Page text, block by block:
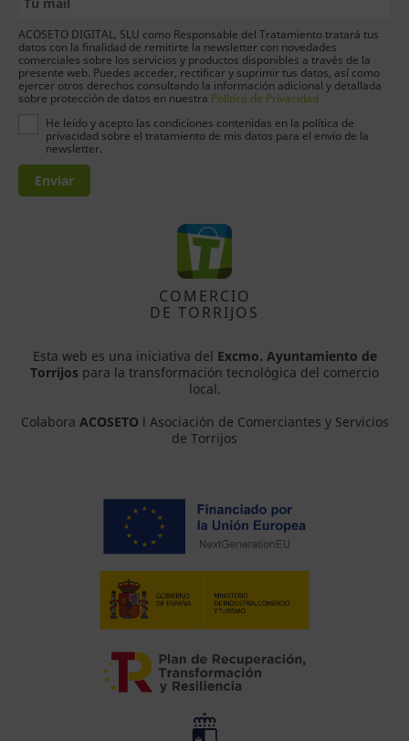
ACOSETO DIGITAL, SLU como Responsable del Tratamiento tratará tus
datos con la finalidad de remitirte la newsletter con novedades
comerciales sobre los servicios y productos disponibles a través de la
presente web. Puedes acceder, rectificar y suprimir tus datos, así como
ejercer otros derechos consultando la información adicional y detallada
sobre protección de datos en nuestra Política de Privacidad
He leído y acepto las condiciones contenidas en la política de
privacidad sobre el tratamiento de mis datos para el envío de la
newsletter.
Enviar
COMERCIO
DE TORRIJOS
Esta web es una iniciativa del Excmo. Ayuntamiento de
Torrijos para la transformación tecnológica del comercio
local.
Colabora ACOSETO l Asociación de Comerciantes y Servicios
de Torrijos